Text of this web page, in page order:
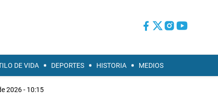
DE VIDA DEPORTES HISTORIA MEDIOS
2026 - 10:15